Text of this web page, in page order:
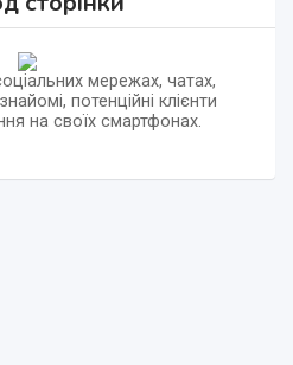
мережах, чатах,
потенційні клієнти
на своїх смартфонах.